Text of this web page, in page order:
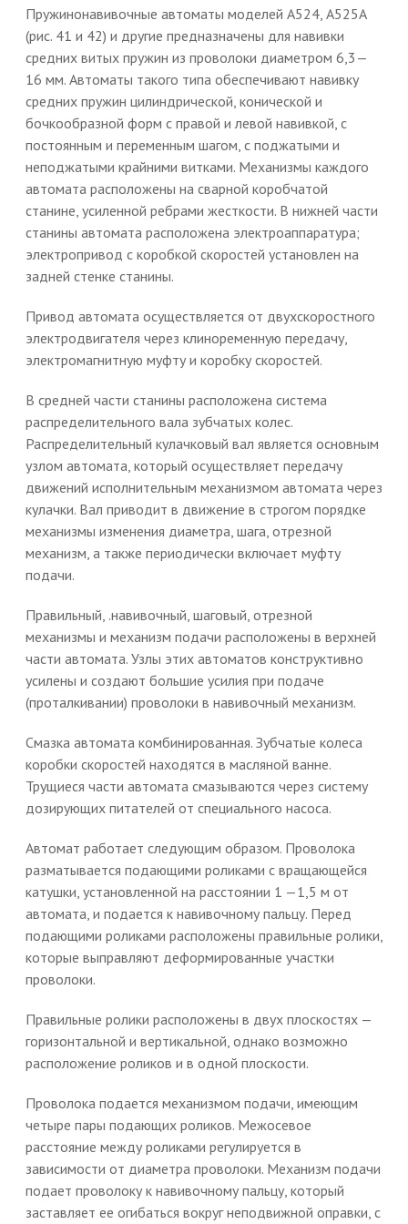
Пружинонавивочные автоматы моделей А524, А525А
(рис. 41 и 42) и другие предназначены для навивки
средних витых пружин из проволоки диаметром 6,3—
16 мм. Автоматы такого типа обеспечивают навивку
средних пружин цилиндрической, конической и
бочкообразной форм с правой и левой навивкой, с
постоянным и переменным шагом, с поджатыми и
неподжатыми крайними витками. Механизмы каждого
автомата расположены на сварной коробчатой
станине, усиленной ребрами жесткости. В нижней части
станины автомата расположена электроаппаратура;
электропривод с коробкой скоростей установлен на
задней стенке станины.
Привод автомата осуществляется от двухскоростного
электродвигателя через клиноременную передачу,
электромагнитную муфту и коробку скоростей.
В средней части станины расположена система
распределительного вала зубчатых колес.
Распределительный кулачковый вал является основным
узлом автомата, который осуществляет передачу
движений исполнительным механизмом автомата через
кулачки. Вал приводит в движение в строгом порядке
механизмы изменения диаметра, шага, отрезной
механизм, а также периодически включает муфту
подачи.
Правильный, .навивочный, шаговый, отрезной
механизмы и механизм подачи расположены в верхней
части автомата. Узлы этих автоматов конструктивно
усилены и создают большие усилия при подаче
(проталкивании) проволоки в навивочный механизм.
Смазка автомата комбинированная. Зубчатые колеса
коробки скоростей находятся в масляной ванне.
Трущиеся части автомата смазываются через систему
дозирующих питателей от специального насоса.
Автомат работает следующим образом. Проволока
разматывается подающими роликами с вращающейся
катушки, установленной на расстоянии 1 —1,5 м от
автомата, и подается к навивочному пальцу. Перед
подающими роликами расположены правильные ролики,
которые выправляют деформированные участки
проволоки.
Правильные ролики расположены в двух плоскостях —
горизонтальной и вертикальной, однако возможно
расположение роликов и в одной плоскости.
Проволока подается механизмом подачи, имеющим
четыре пары подающих роликов. Межосевое
расстояние между роликами регулируется в
зависимости от диаметра проволоки. Механизм подачи
подает проволоку к навивочному пальцу, который
заставляет ее огибаться вокруг неподвижной оправки, с